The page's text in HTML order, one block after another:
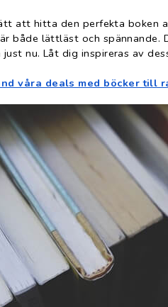
att hitta den perfekta boken
både lättläst och
nu. Låt dig inspireras av
våra deals med böcker till